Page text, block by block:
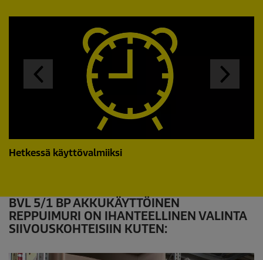
Hetkessä käyttövalmiiksi
BVL 5/1 BP AKKUKÄYTTÖINEN
REPPUIMURI ON IHANTEELLINEN VALINTA
SIIVOUSKOHTEISIIN KUTEN: